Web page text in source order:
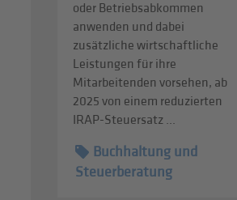
oder Betriebsabkommen
anwenden und dabei
zusätzliche wirtschaftliche
Leistungen für ihre
Mitarbeitenden vorsehen, ab
2025 von einem reduzierten
IRAP-Steuersatz ...
Buchhaltung und
Steuerberatung